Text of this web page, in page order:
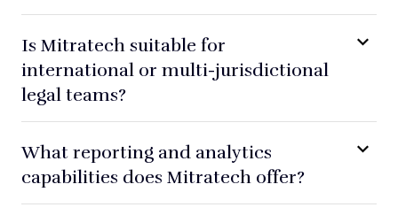
Is Mitratech suitable for
international or multi-jurisdictional
legal teams?
What reporting and analytics
capabilities does Mitratech offer?